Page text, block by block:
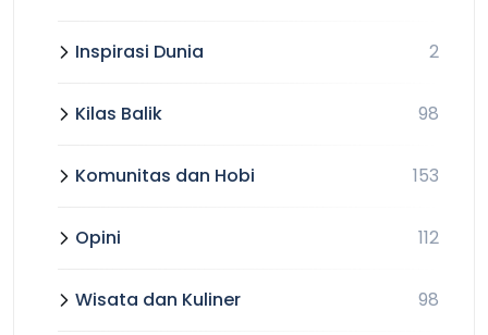
Inspirasi Dunia 2
Kilas Balik 98
Komunitas dan Hobi 153
Opini 112
Wisata dan Kuliner 98